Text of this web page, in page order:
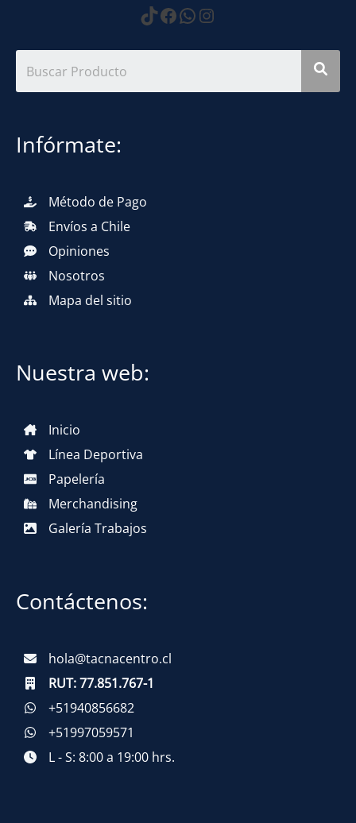
https://
Facebook
WhatsApp
Instagram
Infórmate:
Método de Pago
Envíos a Chile
Opiniones
Nosotros
Mapa del sitio
Nuestra web:
Inicio
Línea Deportiva
Papelería
Merchandising
Galería Trabajos
Contáctenos:
hola@tacnacentro.cl
RUT:77.851.767-1
+51940856682
+51997059571
L - S: 8:00 a 19:00 hrs.